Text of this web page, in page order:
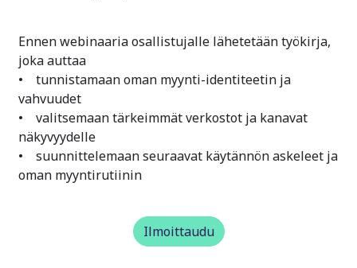
Ennen webinaaria osallistujalle lähetetään työkirja,
joka auttaa
• tunnistamaan oman myynti-identiteetin ja
vahvuudet
• valitsemaan tärkeimmät verkostot ja kanavat
näkyvyydelle
• suunnittelemaan seuraavat käytännön askeleet ja
oman myyntirutiinin
Ilmoittaudu